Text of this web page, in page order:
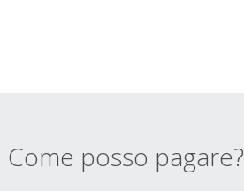
Come posso pagare?